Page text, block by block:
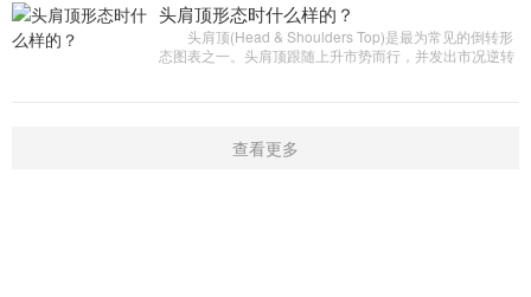
头肩顶形态时什么样的？
头肩顶(Head & Shoulders Top)是最为常见的倒转形
态图表之一。头肩顶跟随上升市势而行，并发出市况逆转
查看更多